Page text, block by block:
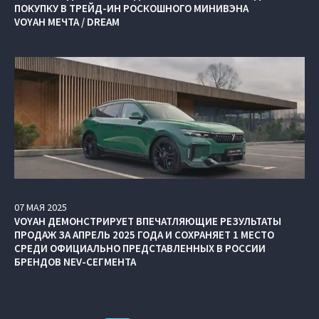
ПОКУПКУ В ТРЕЙД-ИН РОСКОШНОГО МИНИВЭНА
VOYAH МЕЧТА / DREAM
07МАЯ 2025
VOYAH ДЕМОНСТРИРУЕТ ВПЕЧАТЛЯЮЩИЕ РЕЗУЛЬТАТЫ
ПРОДАЖ ЗА АПРЕЛЬ 2025 ГОДА И СОХРАНЯЕТ 1 МЕСТО
СРЕДИ ОФИЦИАЛЬНО ПРЕДСТАВЛЕННЫХ В РОССИИ
БРЕНДОВ NEV-СЕГМЕНТА